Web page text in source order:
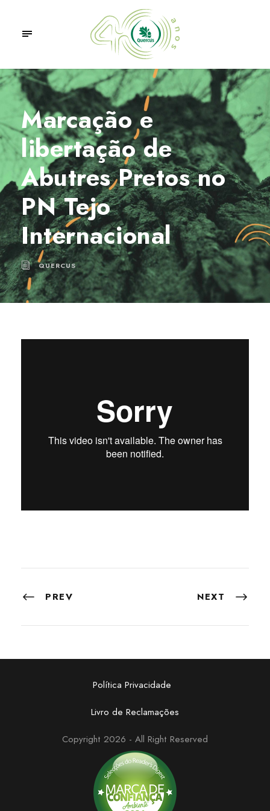
Marcação e
libertação de
Abutres Pretos no
PN Tejo
Internacional
QUERCUS
PREV NEXT
Política Privacidade
Livro de Reclamações
Copyright 2026 - All Right Reserved